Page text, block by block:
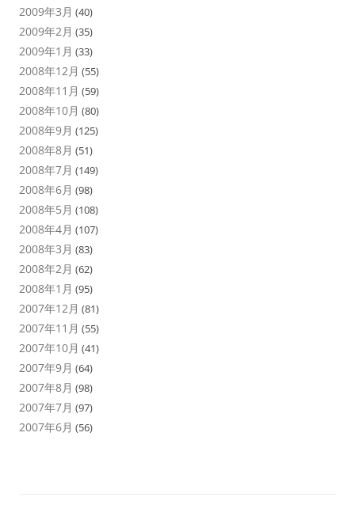
2009年3月 (40)
2009年2月 (35)
2009年1月 (33)
2008年12月 (55)
2008年11月 (59)
2008年10月 (80)
2008年9月 (125)
2008年8月 (51)
2008年7月 (149)
2008年6月 (98)
2008年5月 (108)
2008年4月 (107)
2008年3月 (83)
2008年2月 (62)
2008年1月 (95)
2007年12月 (81)
2007年11月 (55)
2007年10月 (41)
2007年9月 (64)
2007年8月 (98)
2007年7月 (97)
2007年6月 (56)